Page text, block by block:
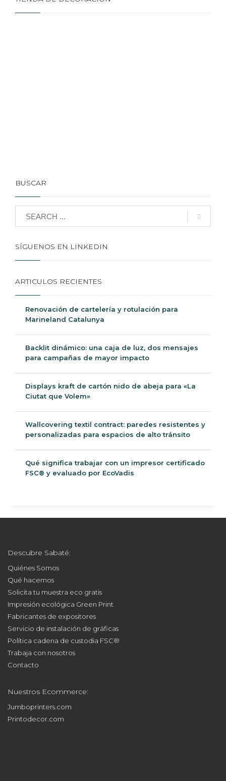
BUSCAR
SÍGUENOS EN LINKEDIN
ARTICULOS RECIENTES
Renovación de cartelería y rotulación para
Marineland Catalunya
Backlit dinámico: una caja de luz, dos mensajes
para campañas de mayor impacto
Displays kraft de cartón nido de abeja para «La
Ciutat que Volem»
Wallcovering textil contract: paredes resistentes y
personalizadas para espacios de alto tránsito
Qué significa trabajar con un impresor certificado
FSC® y evaluado por EcoVadis
Descubre Sabaté:
Quiénes Somos
Qué hacemos
Solicita tu muestra eco gratis
Impresión ecológica Green Print
Fabricantes de expositores
Servicio de instalación de gráficas
Política cadena de custodia FSC®
Trabaja con nosotros
Contacto
Nuestros Ecommerce:
Jumboprinters.com
Printodecor.com